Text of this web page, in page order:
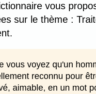
vous
sur le thème :
vous voyez qu'un
reconnu pour
aimable, en un mot